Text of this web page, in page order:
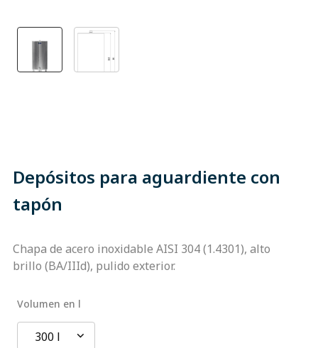
Depósitos para aguardiente con
tapón
Chapa de acero inoxidable AISI 304 (1.4301), alto
brillo (BA/IIId), pulido exterior.
Volumen en l
300 l